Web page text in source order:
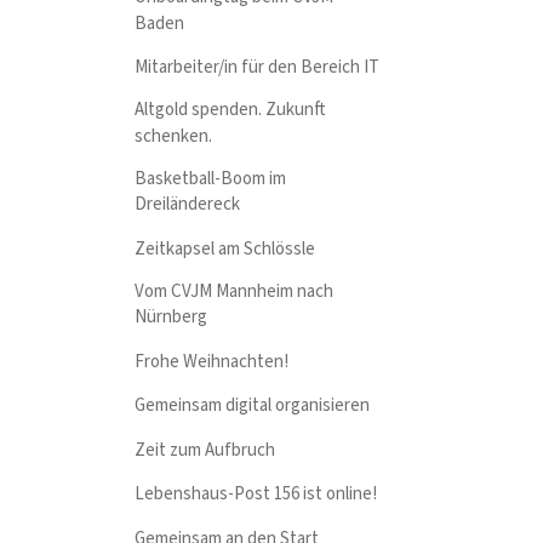
Baden
Mitarbeiter/in für den Bereich IT
Altgold spenden. Zukunft
schenken.
Basketball-Boom im
Dreiländereck
Zeitkapsel am Schlössle
Vom CVJM Mannheim nach
Nürnberg
Frohe Weihnachten!
Gemeinsam digital organisieren
Zeit zum Aufbruch
Lebenshaus-Post 156 ist online!